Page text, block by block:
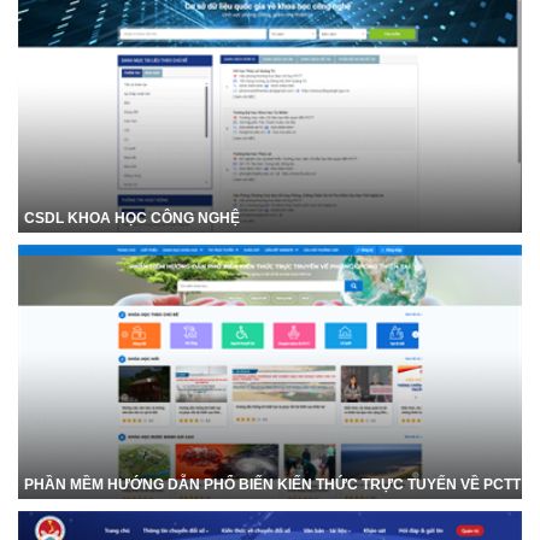
CSDL KHOA HỌC CÔNG NGHỆ
PHẦN MỀM HƯỚNG DẪN PHỔ BIẾN KIẾN THỨC TRỰC TUYẾN VỀ PCTT